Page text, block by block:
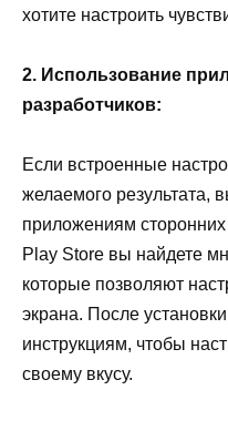
хотите настроить
2. Использование
разработчиков:
Если встроенные
желаемого результата,
приложениям
Play Store вы найдете
которые позволяют
экрана. После
инструкциям, чтобы
своему вкусу.